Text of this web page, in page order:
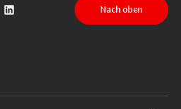
Instagram
auf TikTok
Sparkasse auf LinkedIn
Nach oben